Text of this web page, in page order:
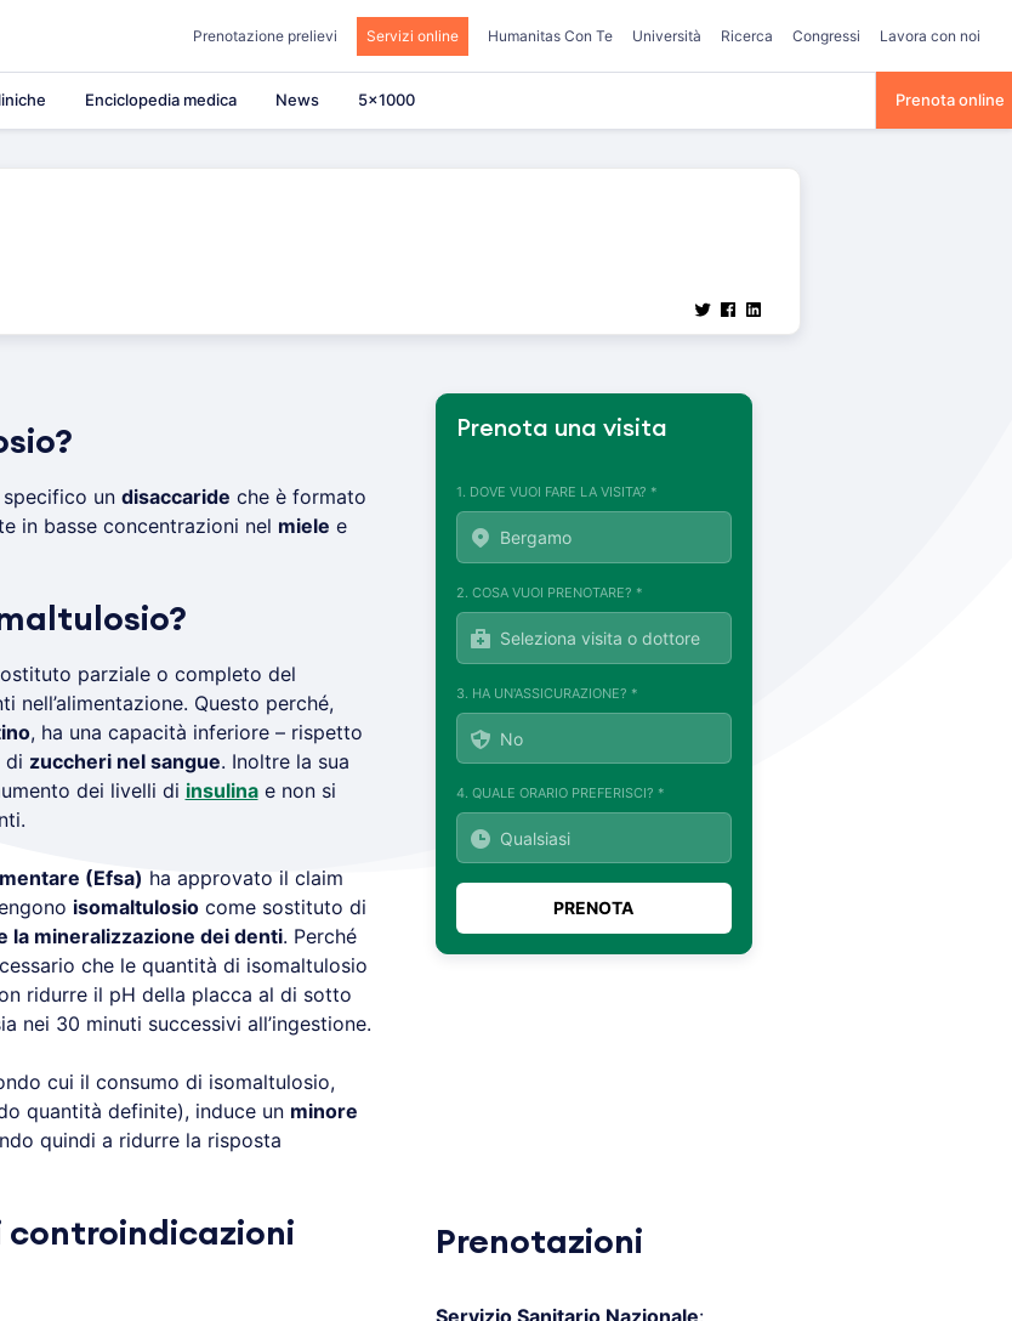
Prenotazione prelievi Servizi online Humanitas Con Te Università Ricerca Congressi Lavora con noi
Enciclopedia medica News 5×1000 Prenota online
un disaccaride che è formato
in basse concentrazioni nel miele e
parziale o completo del
nell’alimentazione. Questo perché,
, ha una capacità inferiore – rispetto
di zuccheri nel sangue. Inoltre la sua
dei livelli di insulinae non si
(Efsa) ha approvato il claim
isomaltulosiocome sostituto di
la mineralizzazione dei denti. Perché
che le quantità di isomaltulosio
ridurre il pH della placca al di sotto
nei 30 minuti successivi all’ingestione.
cui il consumo di isomaltulosio,
quantità definite), induce un minore
quindi a ridurre la risposta
controindicazioni
Prenota una visita
1. DOVE VUOI FARE LA VISITA? *
2. COSA VUOI PRENOTARE? *
3. HA UN'ASSICURAZIONE? *
4. QUALE ORARIO PREFERISCI? *
Prenotazioni
Servizio Sanitario Nazionale: